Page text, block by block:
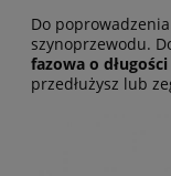
Do
szynoprzewodu.
fazowa o
przedłużysz lub